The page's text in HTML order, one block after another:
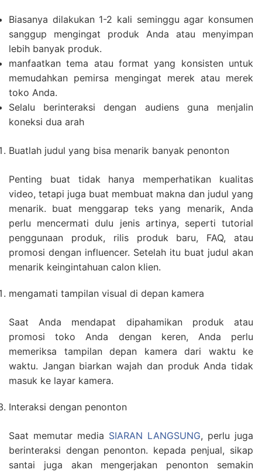
Biasanya dilakukan 1-2 kali seminggu agar konsumen
sanggup mengingat produk Anda atau menyimpan
lebih banyak produk.
manfaatkan tema atau format yang konsisten untuk
memudahkan pemirsa mengingat merek atau merek
toko Anda.
Selalu berinteraksi dengan audiens guna menjalin
koneksi dua arah
Buatlah judul yang bisa menarik banyak penonton
Penting buat tidak hanya memperhatikan kualitas
video, tetapi juga buat membuat makna dan judul yang
menarik. buat menggarap teks yang menarik, Anda
perlu mencermati dulu jenis artinya, seperti tutorial
penggunaan produk, rilis produk baru, FAQ, atau
promosi dengan influencer. Setelah itu buat judul akan
menarik keingintahuan calon klien.
mengamati tampilan visual di depan kamera
Saat Anda mendapat dipahamikan produk atau
promosi toko Anda dengan keren, Anda perlu
memeriksa tampilan depan kamera dari waktu ke
waktu. Jangan biarkan wajah dan produk Anda tidak
masuk ke layar kamera.
Interaksi dengan penonton
Saat memutar media SIARAN LANGSUNG, perlu juga
berinteraksi dengan penonton. kepada penjual, sikap
santai juga akan mengerjakan penonton semakin